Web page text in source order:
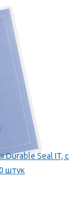
Seal IT, с
штук